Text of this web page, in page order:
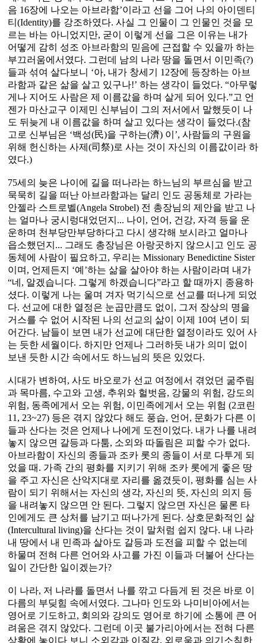
음 16장에 나오는 아브라함’이라고 선을 그어 나의 아이덴티
티(Identity)를 강조하였다. 사실 그 인물이 그 인물인 것을 모
르는 바는 아니었지만, 굳이 이렇게 선을 그은 이유는 내가
어떻게 감히 성조 아브라함의 믿음에 근접할 수 있을까 하는
부끄러움에서였다. 그런데 남의 나라 땅을 돌면서 이민족(?)
들과 섞여 살다보니 ‘아, 내가 창세기 12장에 등장하는 아브
라함과 같은 삶을 살고 있구나!’ 하는 생각이 들었다. “아무렇
게나 지어도 사람은 제 이름값을 하며 살게 되어 있다.”고 언
젠가 마산교구 이제민 신부님이 그의 저서에서 말했듯이 나
도 뒤늦게 내 이름값을 하며 살고 있다는 생각이 들었다.(참
고로 신부님은 ‘백성(民)을 구하는(濟) 이’, 사람들의 구원을
위해 헌신하는 사제(司祭)로 사는 것이 자신의 이름값이라 하
였다.)
75세의 늦은 나이에 길을 떠나라는 하느님의 부르심을 받고
묵묵히 길을 떠난 아브라함과는 달리 인도 공동체로 가라는
안젤라 스트로벨(Angela Strobel) 전 총장님의 제안을 받고 나
는 얼마나 궁시렁대었던지... 나이, 언어, 건강, 자격 등을 운
운하며 천부당만부당하다고 다시 생각해 보시라고 얼마나
읍소했던지... 그래도 총장님은 아랑곳하지 않으시고 인도 공
동체에 사람이 필요하고, 우리는 Missionary Benedictine Sister
이며, 언제든지 ‘예’하는 삶을 살아야 하는 사람이라며 내가
“네, 알겠습니다. 그렇게 하겠습니다”라고 할 때까지 종용하
셨다. 이렇게 나는 울며 겨자 먹기식으로 선교를 떠나게 되었
다. 선교에 대한 열정은 눈곱만큼도 없이, 그저 장상의 명을
거스를 수 없어 시작된 나의 선교의 삶이 이제 10여 년이 되
어간다. 남들이 보면 내가 선교에 대단한 열정이라도 있어 사
는 듯한 세월이다. 하지만 언제나 그러하듯 내가 의미 없이
보낸 듯한 시간 속에서도 하느님의 뜻은 있었다.
시대가 변하여, 사도 바오로가 선교 여정에서 겪었던 굶주림
과 목마름, 수고와 고생, 추위와 헐벗음, 강물의 위험, 강도의
위험, 동족에게서 오는 위험, 이민족에게서 오는 위험 (2코린
11, 23~27) 등은 겪지 않았다 해도 풍습, 언어, 문화가 다른 이
들과 산다는 것은 언제나 나에게 도전이었다. 내가 나를 내려
놓지 않으면 갈등과 다툼, 소외와 따돌림은 피할 수가 없다.
아브라함이 자신의 종들과 조카 롯의 종들이 서로 다투게 되
었을 때. 가족 간의 평화를 지키기 위해 조카 롯에게 좋은 땅
을 주고 자신은 산악지대로 자리를 옮겼듯이, 평화를 심는 사
람이 되기 위해서는 자신의 생각, 자신의 뜻, 자신의 의지 등
을 내려놓지 않으면 안 된다. 그렇지 않으면 자신은 물론 타
인에게도 큰 상처를 남기고 떠나가게 된다. 상호문화적인 삶
(Intercultural living)을 산다는 것이 말처럼 쉽지 않다. 내 나라
내 땅에서 내 민족과 살아도 갈등과 도전을 피할 수 없는데
하물며 전혀 다른 언어와 사고를 가진 이들과 더불어 산다는
일이 간단한 일이겠는가?
이 나라, 저 나라를 돌면서 나를 깎고 다듬게 된 것은 바로 이
다름의 부딪힘 속에서였다. 그나마 인도와 나미비아에서는
영어로 기도하고, 회의와 강의도 영어로 하기에 소통에 큰 어
려움은 겪지 않았다. 그런데 이곳 불가리아에서는 전혀 다른
상황에 놓이다 보니 소외감과 이질감, 외로움과 의기소침한